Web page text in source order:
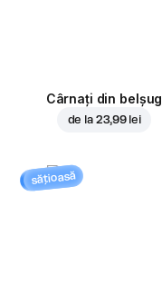
Cârnați din belșug
de la 23,99 lei
sățioasă